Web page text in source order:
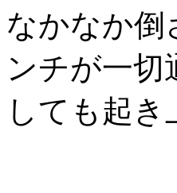
なかなか倒
ンチが一切
しても起